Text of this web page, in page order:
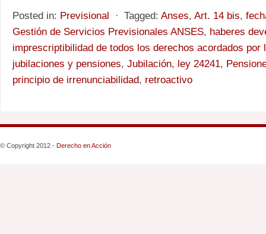
Posted in: Previsional ⋅ Tagged: Anses, Art. 14 bis,
Gestión de Servicios Previsionales ANSES, haberes
imprescriptibilidad de todos los derechos acordados por
jubilaciones y pensiones, Jubilación, ley 24241,
principio de irrenunciabilidad, retroactivo
© Copyright 2012 - Derecho en Acción